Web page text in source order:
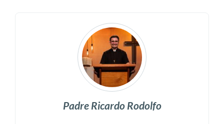
Padre Ricardo Rodolfo